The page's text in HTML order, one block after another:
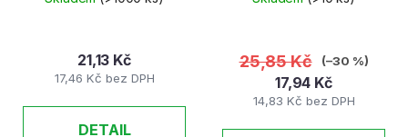
17,46 Kč bez DPH
21,13 Kč
DETAIL
14,83 Kč bez DPH
17,94 Kč
25,85 Kč (–30 %)